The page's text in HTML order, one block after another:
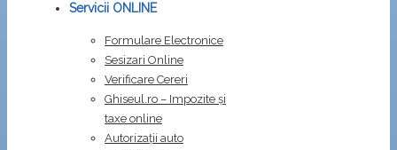
Servicii ONLINE
Formulare Electronice
Sesizari Online
Verificare Cereri
Ghiseul.ro – Impozite şi
taxe online
Autorizații auto